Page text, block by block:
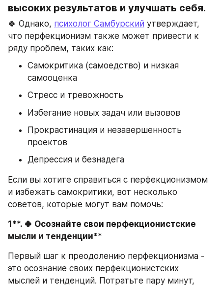
высоких результатов и улучшать себя.
🍀 Однако, психолог Самбурский утверждает,
что перфекционизм также может привести к
ряду проблем, таких как:
Самокритика (самоедство) и низкая
самооценка
Стресс и тревожность
Избегание новых задач или вызовов
Прокрастинация и незавершенность
проектов
Депрессия и безнадега
Если вы хотите справиться с перфекционизмом
и избежать самокритики, вот несколько
советов, которые могут вам помочь:
1**. 🍀 Осознайте свои перфекционистские
мысли и тенденции**
Первый шаг к преодолению перфекционизма -
это осознание своих перфекционистских
мыслей и тенденций. Потратьте пару минут,